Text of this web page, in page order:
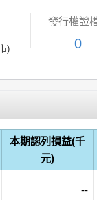
)
發行權證
0
本期認列損益(千
元)
--